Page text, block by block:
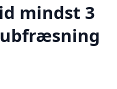
mindst 3